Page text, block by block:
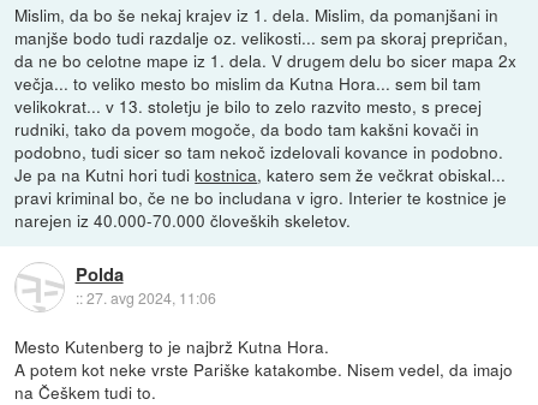
Mislim, da bo še nekaj krajev iz 1. dela. Mislim, da pomanjšani in
manjše bodo tudi razdalje oz. velikosti... sem pa skoraj prepričan,
da ne bo celotne mape iz 1. dela. V drugem delu bo sicer mapa 2x
večja... to veliko mesto bo mislim da Kutna Hora... sem bil tam
velikokrat... v 13. stoletju je bilo to zelo razvito mesto, s precej
rudniki, tako da povem mogoče, da bodo tam kakšni kovači in
podobno, tudi sicer so tam nekoč izdelovali kovance in podobno.
Je pa na Kutni hori tudikostnica, katero sem že večkrat obiskal...
pravi kriminal bo, če ne bo includana v igro. Interier te kostnice je
narejen iz 40.000-70.000 človeških skeletov.
Polda
::27. avg 2024, 11:06
Mesto Kutenberg to je najbrž Kutna Hora.
A potem kot neke vrste Pariške katakombe. Nisem vedel, da imajo
na Češkem tudi to.